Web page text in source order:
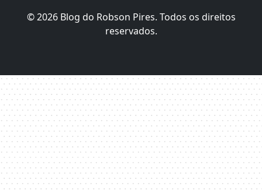
© 2026 Blog do Robson Pires. Todos os direitos
reservados.